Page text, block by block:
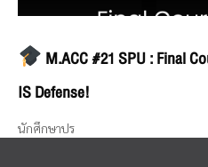
M.ACC #21 SPU : Final
IS Defense!
นักศึกษาปร